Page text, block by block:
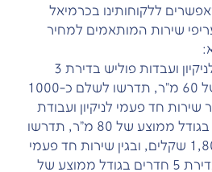
ללקוחותינו בכרמיאל
שירות המותאמים למחיר
עבור שירות חד פעמי לניקיון ועבדות פוליש בדירת 3
חדרים בגודל ממוצע של 60 מ"ר, תדרשו לשלם כ-1000
עבור שירות חד פעמי לניקיון ועבודת
פוליש בדירת 4 חדרים בגודל ממוצע של 80 מ"ר, תדרשו
לשלם כ-1,500 עד 1,800 שקלים, ובגין שירות חד פעמי
לניקיון ועבודת פוליש בדירת 5 חדרים בגודל ממוצע של